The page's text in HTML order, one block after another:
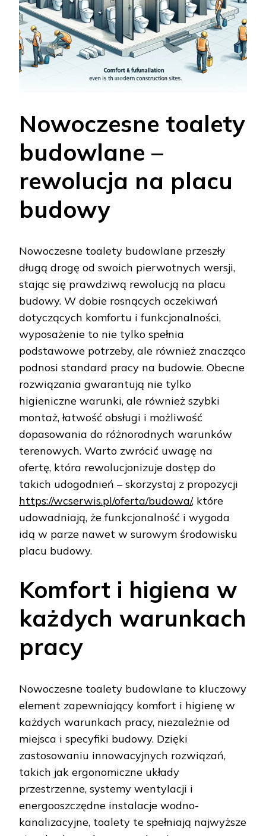
Nowoczesne toalety
budowlane –
rewolucja na placu
budowy
Nowoczesne toalety budowlane przeszły
długą drogę od swoich pierwotnych wersji,
stając się prawdziwą rewolucją na placu
budowy. W dobie rosnących oczekiwań
dotyczących komfortu i funkcjonalności,
wyposażenie to nie tylko spełnia
podstawowe potrzeby, ale również znacząco
podnosi standard pracy na budowie. Obecne
rozwiązania gwarantują nie tylko
higieniczne warunki, ale również szybki
montaż, łatwość obsługi i możliwość
dopasowania do różnorodnych warunków
terenowych. Warto zwrócić uwagę na
ofertę, która rewolucjonizuje dostęp do
takich udogodnień – skorzystaj z propozycji
https://wcserwis.pl/oferta/budowa/, które
udowadniają, że funkcjonalność i wygoda
idą w parze nawet w surowym środowisku
placu budowy.
Komfort i higiena w
każdych warunkach
pracy
Nowoczesne toalety budowlane to kluczowy
element zapewniający komfort i higienę w
każdych warunkach pracy, niezależnie od
miejsca i specyfiki budowy. Dzięki
zastosowaniu innowacyjnych rozwiązań,
takich jak ergonomiczne układy
przestrzenne, systemy wentylacji i
energooszczędne instalacje wodno-
kanalizacyjne, toalety te spełniają najwyższe